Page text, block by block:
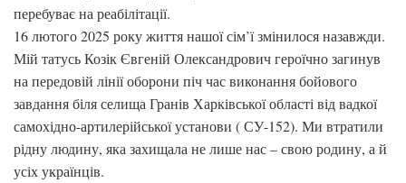
перебуває на реабілітації.
16 лютого 2025 року життя нашої сім’ї змінилося назавжди.
Мій татусь Козік Євгеній Олександрович героїчно загинув
на передовій лінії оборони піч час виконання бойового
завдання біля селища Гранів Харківської області від вадкої
самохідно-артилерійської установи ( СУ-152). Ми втратили
рідну людину, яка захищала не лише нас – свою родину, а й
усіх українців.